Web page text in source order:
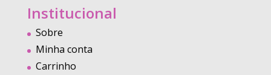
Institucional
Sobre
Minha conta
Carrinho